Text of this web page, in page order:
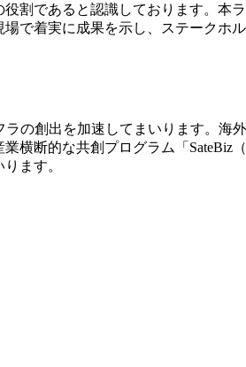
割であると認識しております。本
で着実に成果を示し、ステークホ
の創出を加速してまいります。海外
断的な共創プログラム「SateBiz
ます。